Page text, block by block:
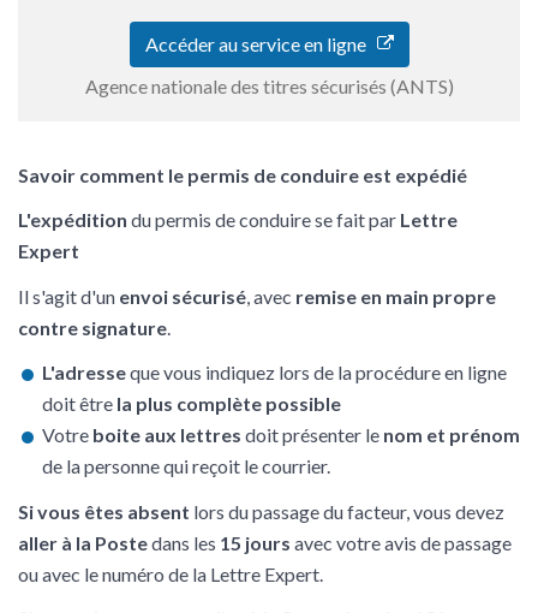
Accéder au service en ligne
Agence nationale des titres sécurisés (ANTS)
Savoir comment le permis de conduire est expédié
L'expédition du permis de conduire se fait par Lettre
Expert
Il s'agit d'un envoi sécurisé , avec remise en main propre
contre signature
L'adresseque vous indiquez lors de la procédure en ligne
doit être la plus complète possible
Votre boite aux lettres doit présenter le nom et prénom
de la personne qui reçoit le courrier.
Si vous êtes absent lors du passage du facteur, vous devez
aller à la Postedans les 15 jours avec votre avis de passage
ou avec le numéro de la Lettre Expert.